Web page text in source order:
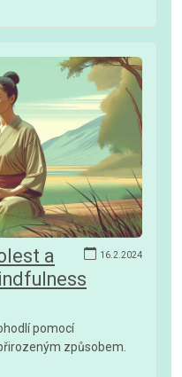
16.2.2024
a
pomocí
způsobem.